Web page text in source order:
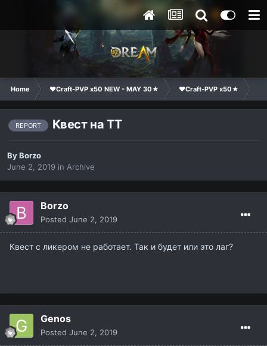
Home ❤Craft-PVP x50 NEW - MAY 30★ ❤Craft-PVP x50★
REPORT Квест на ТТ
ByBorzo
June 2, 2019 in Archive
Borzo
Posted June 2, 2019
Квест с ликером не работает. Так и будет или это лаг?
Genos
Posted June 2, 2019